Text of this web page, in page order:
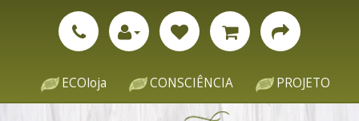
ECOloja CONSCIÊNCIA PROJETO